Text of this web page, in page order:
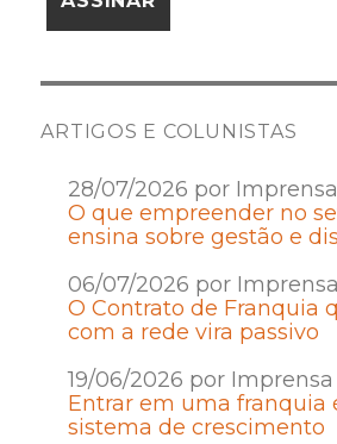
ARTIGOS E COLUNISTAS
28/07/2026 por Imprensa
O que empreender no
ensina sobre gestão e
06/07/2026 por Imprensa
O Contrato de Franquia
com a rede vira passivo
19/06/2026 por Imprensa
Entrar em uma franquia
sistema de crescimento